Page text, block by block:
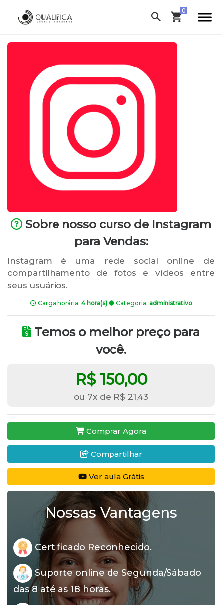
Sobre nosso curso de Instagram
para Vendas:
Instagram é uma rede social online de
compartilhamento de fotos e vídeos entre
seus usuários.
Carga horária: 4 hora(s) Categoria: administrativo
Temos o melhor preço para
você.
R$ 150,00
ou 7x de R$ 21,43
Comprar Agora
Compartilhar
Ver aula Grátis
Nossas Vantagens
Certificado Reconhecido.
Suporte online de Segunda/Sábado
das 8 até as 18 horas.